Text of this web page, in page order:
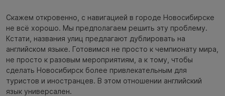
Скажем откровенно, с навигацией в городе Новосибирске
не всё хорошо. Мы предполагаем решить эту проблему.
Кстати, названия улиц предлагают дублировать на
английском языке. Готовимся не просто к чемпионату мира,
не просто к разовым мероприятиям, а к тому, чтобы
сделать Новосибирск более привлекательным для
туристов и иностранцев. В этом отношении английский
язык универсален.